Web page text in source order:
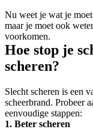
Nu weet je wat je
maar je moet ook
voorkomen.
Hoe stop je
scheren?
Slecht scheren is een
scheerbrand. Probeer
eenvoudige stappen:
1. Beter scheren